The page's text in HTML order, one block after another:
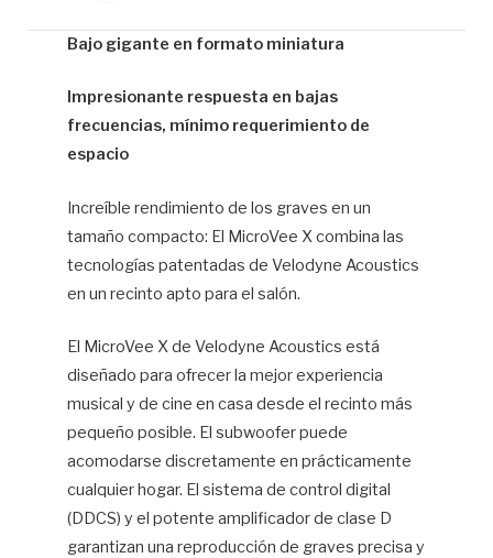
Bajo gigante en formato miniatura
Impresionante respuesta en bajas
frecuencias, mínimo requerimiento de
espacio
Increíble rendimiento de los graves en un
tamaño compacto: El MicroVee X combina las
tecnologías patentadas de Velodyne Acoustics
en un recinto apto para el salón.
El MicroVee X de Velodyne Acoustics está
diseñado para ofrecer la mejor experiencia
musical y de cine en casa desde el recinto más
pequeño posible. El subwoofer puede
acomodarse discretamente en prácticamente
cualquier hogar. El sistema de control digital
(DDCS) y el potente amplificador de clase D
garantizan una reproducción de graves precisa y